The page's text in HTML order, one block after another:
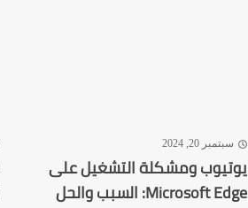
سبتمبر 20, 2024
يوتيوب ومشكلة التشغيل على
Microsoft Edge: السبب والحل